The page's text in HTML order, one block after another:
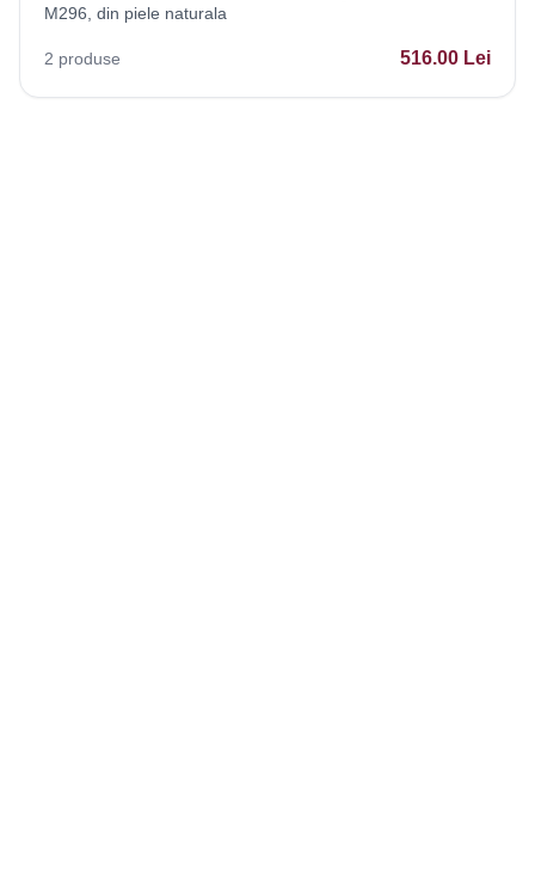
M296, din piele naturala
2 produse 516.00 Lei